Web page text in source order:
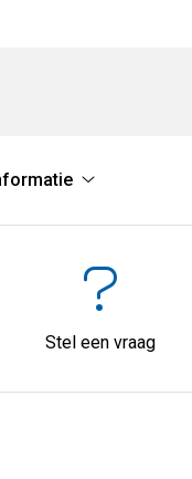
submenu
Stel een vraag